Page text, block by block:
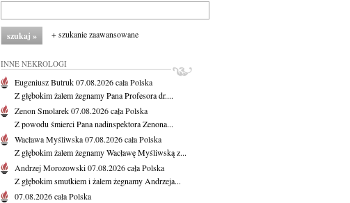
+ szukanie zaawansowane
INNE NEKROLOGI
Eugeniusz Butruk07.08.2026cała Polska
Z głębokim żalem żegnamy Pana Profesora dr....
Zenon Smolarek07.08.2026cała Polska
Z powodu śmierci Pana nadinspektora Zenona...
Wacława Myśliwska07.08.2026cała Polska
Z głębokim żalem żegnamy Wacławę Myśliwską z...
Andrzej Morozowski07.08.2026cała Polska
Z głębokim smutkiem i żalem żegnamy Andrzeja...
07.08.2026cała Polska